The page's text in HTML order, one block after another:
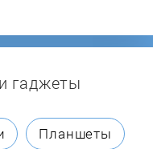
гаджеты
Планшеты